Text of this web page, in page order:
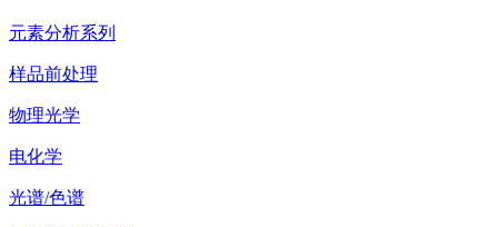
元素分析系列
样品前处理
物理光学
电化学
光谱/色谱